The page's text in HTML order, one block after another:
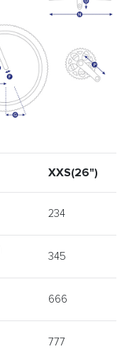
XXS(26")
234
345
666
777